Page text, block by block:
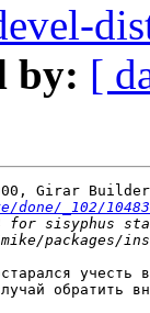
by: [
Girar
_102/
учесть
обратить